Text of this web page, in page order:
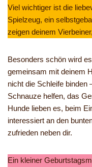
Viel wichtiger ist die
Spielzeug, ein
zeigen deinem
Besonders schön wird
gemeinsam mit deinem
nicht die Schleife binden
Schnauze helfen, das
Hunde lieben es, beim
interessiert an den
zufrieden neben dir.
Ein kleiner